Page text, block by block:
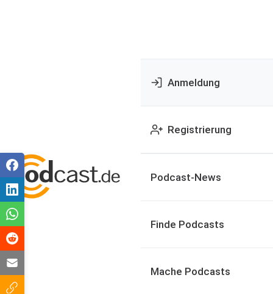
Anmeldung
Registrierung
Podcast-News
Finde Podcasts
Mache Podcasts